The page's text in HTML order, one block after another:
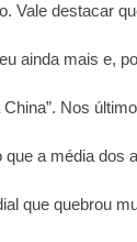
Vale destacar
ainda mais e,
Nos
a média dos
que quebrou